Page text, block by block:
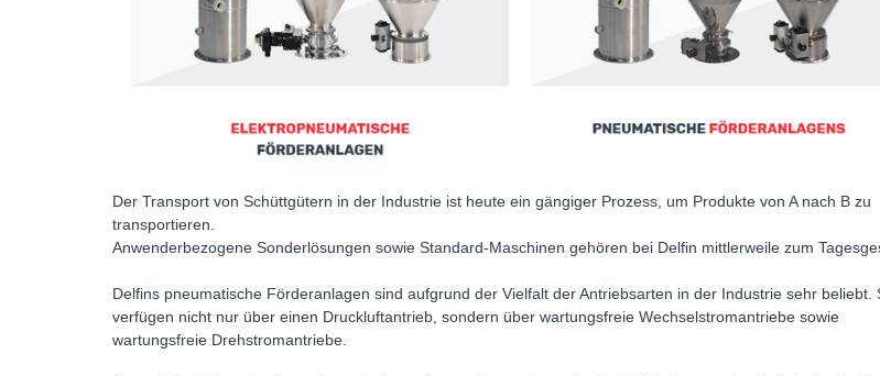
Der Transport von Schüttgütern in der Industrie ist heute ein gängiger Prozess, um Produkte von A nach B zu
transportieren.
Anwenderbezogene Sonderlösungen sowie Standard-Maschinen gehören bei Delfin mittlerweile zum
Delfins pneumatische Förderanlagen sind aufgrund der Vielfalt der Antriebsarten in der Industrie sehr beliebt.
verfügen nicht nur über einen Druckluftantrieb, sondern über wartungsfreie Wechselstromantriebe sowie
wartungsfreie Drehstromantriebe.